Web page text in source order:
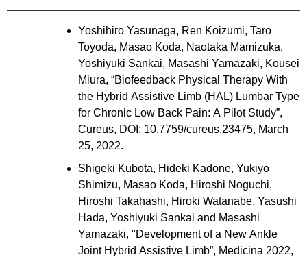
Yoshihiro Yasunaga, Ren Koizumi, Taro
Toyoda, Masao Koda, Naotaka Mamizuka,
Yoshiyuki Sankai, Masashi Yamazaki, Kousei
Miura, “Biofeedback Physical Therapy With
the Hybrid Assistive Limb (HAL) Lumbar Type
for Chronic Low Back Pain: A Pilot Study”,
Cureus, DOI: 10.7759/cureus.23475, March
25, 2022.
Shigeki Kubota, Hideki Kadone, Yukiyo
Shimizu, Masao Koda, Hiroshi Noguchi,
Hiroshi Takahashi, Hiroki Watanabe, Yasushi
Hada, Yoshiyuki Sankai and Masashi
Yamazaki, "Development of a New Ankle
Joint Hybrid Assistive Limb”, Medicina 2022,